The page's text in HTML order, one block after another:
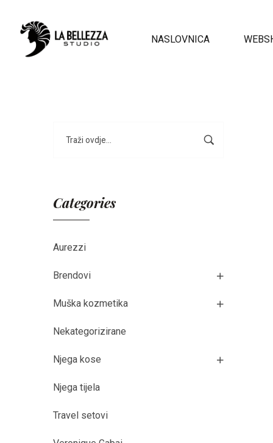
NASLOVNICA
Categories
Aurezzi
Brendovi
Muška kozmetika
Nekategorizirane
Njega kose
Njega tijela
Travel setovi